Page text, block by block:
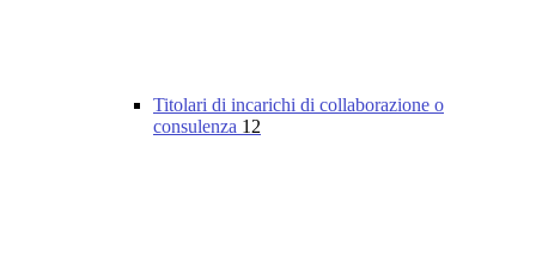
Titolari di incarichi di collaborazione o
consulenza 12